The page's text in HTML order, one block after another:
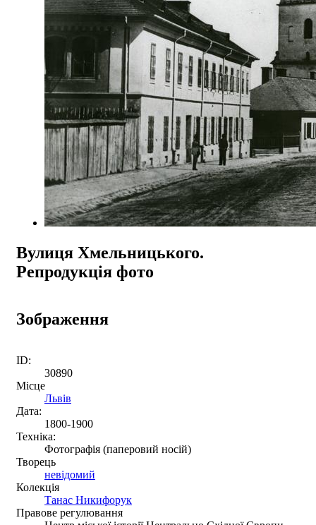
Вулиця Хмельницького.
Репродукція фото
Зображення
ID:
30890
Місце
Львів
Дата:
1800-1900
Техніка:
Фотографія (паперовий носій)
Творець
невідомий
Колекція
Танас Никифорук
Правове регулювання